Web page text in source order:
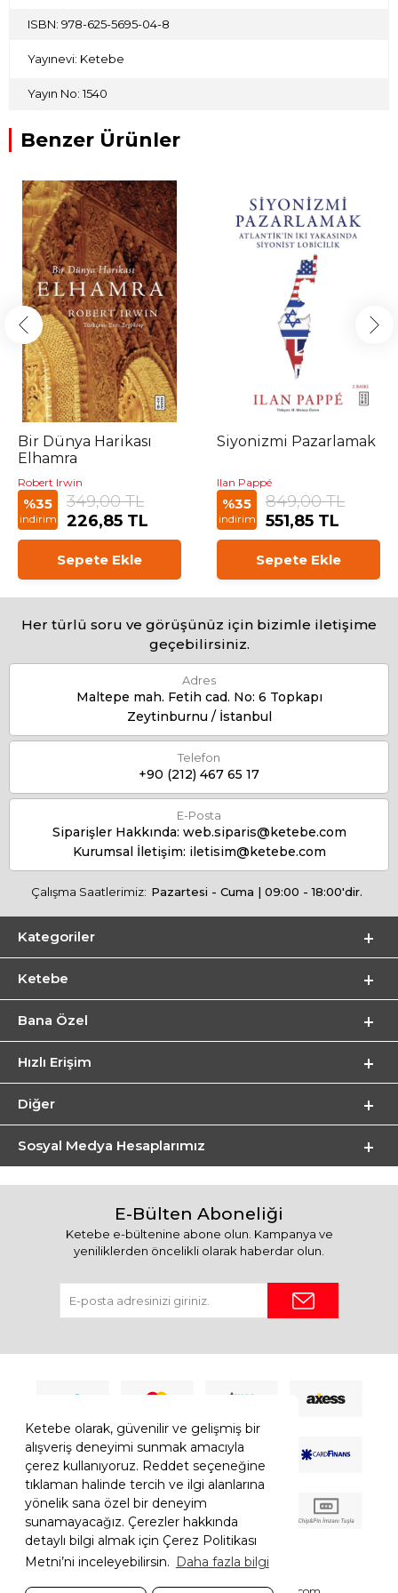
Ketebe olarak, güvenilir ve gelişmiş bir
alışveriş deneyimi sunmak amacıyla
çerez kullanıyoruz. Reddet seçeneğine
tıklaman halinde tercih ve ilgi alanlarına
yönelik sana özel bir deneyim
sunamayacağız. Çerezler hakkında
detaylı bilgi almak için Çerez Politikası
Metni’ni inceleyebilirsin. Daha fazla bilgi
ISBN: 978-625-5695-04-8
Yayınevi: Ketebe
Yayın No: 1540
Benzer Ürünler
Bir Dünya Harikası
Elhamra
Robert Irwin
%35
indirim
349,00 TL
226,85 TL
Sepete Ekle
Siyonizmi Pazarlamak
Ilan Pappé
%35
indirim
849,00 TL
551,85 TL
Sepete Ekle
Her türlü soru ve görüşünüz için bizimle iletişime
geçebilirsiniz.
Adres
Maltepe mah. Fetih cad. No: 6 Topkapı
Zeytinburnu / İstanbul
Telefon
+90 (212) 467 65 17
E-Posta
Siparişler Hakkında: web.siparis@ketebe.com
Kurumsal İletişim: iletisim@ketebe.com
Çalışma Saatlerimiz: Pazartesi - Cuma | 09:00 - 18:00'dir.
Kategoriler
Ketebe
Bana Özel
Hızlı Erişim
Diğer
Sosyal Medya Hesaplarımız
E-Bülten Aboneliği
Ketebe e-bültenine abone olun. Kampanya ve
yeniliklerden öncelikli olarak haberdar olun.